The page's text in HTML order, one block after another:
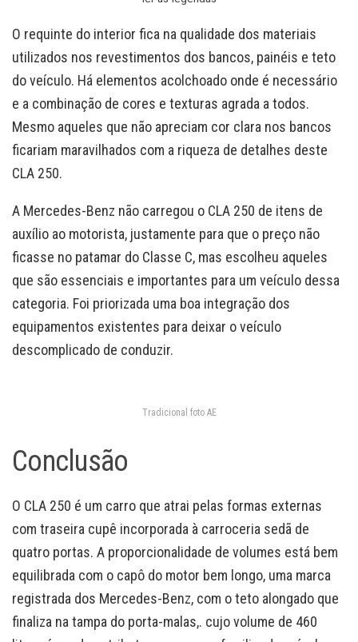
O requinte do interior fica na qualidade dos materiais
utilizados nos revestimentos dos bancos, painéis e teto
do veículo. Há elementos acolchoado onde é necessário
e a combinação de cores e texturas agrada a todos.
Mesmo aqueles que não apreciam cor clara nos bancos
ficariam maravilhados com a riqueza de detalhes deste
CLA 250.
A Mercedes-Benz não carregou o CLA 250 de itens de
auxílio ao motorista, justamente para que o preço não
ficasse no patamar do Classe C, mas escolheu aqueles
que são essenciais e importantes para um veículo dessa
categoria. Foi priorizada uma boa integração dos
equipamentos existentes para deixar o veículo
descomplicado de conduzir.
Tradicional foto AE
Conclusão
O CLA 250 é um carro que atrai pelas formas externas
com traseira cupê incorporada à carroceria sedã de
quatro portas. A proporcionalidade de volumes está bem
equilibrada com o capô do motor bem longo, uma marca
registrada dos Mercedes-Benz, com o teto alongado que
finaliza na tampa do porta-malas,. cujo volume de 460